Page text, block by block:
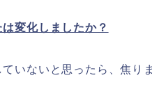
は変化しましたか？
いないと思ったら、焦り